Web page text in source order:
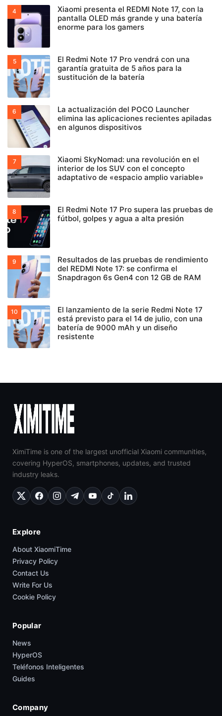
Xiaomi presenta el REDMI Note 17, con la
pantalla OLED más grande y una batería
enorme para los gamers
El Redmi Note 17 Pro vendrá con una
garantía gratuita de 5 años para la
sustitución de la batería
La actualización del POCO Launcher
elimina las aplicaciones recientes apiladas
en algunos dispositivos
Xiaomi SkyNomad: una revolución en el
interior de los SUV con el concepto
adaptativo de «espacio amplio variable»
El Redmi Note 17 Pro supera las pruebas de
fútbol, golpes y agua a alta presión
Resultados de las pruebas de rendimiento
del REDMI Note 17: se confirma el
Snapdragon 6s Gen4 con 12 GB de RAM
El lanzamiento de la serie Redmi Note 17
está previsto para el 14 de julio, con una
batería de 9000 mAh y un diseño
resistente
XimiTime is one of the largest unofficial Xiaomi communities,
covering HyperOS, smartphones, updates, and trusted
industry leaks.
Explore
About XiaomiTime
Privacy Policy
Contact Us
Write For Us
Cookie Policy
Popular
News
HyperOS
Teléfonos Inteligentes
Guides
Company